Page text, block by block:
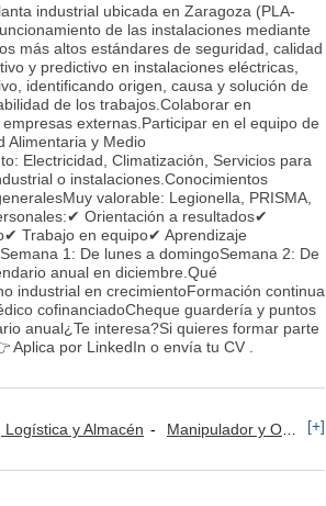
industrial ubicada en Zaragoza (PLA-
de las instalaciones mediante
más altos estándares de seguridad, calidad
y predictivo en instalaciones eléctricas,
identificando origen, causa y solución de
de los trabajos.Colaborar en
externas.Participar en el equipo de
Alimentaria y Medio
Electricidad, Climatización, Servicios para
o instalaciones.Conocimientos
valorable: Legionella, PRISMA,
Orientación a resultados✔
Trabajo en equipo✔ Aprendizaje
1: De lunes a domingoSemana 2: De
anual en diciembre.Qué
industrial en crecimientoFormación continua
cofinanciadoCheque guardería y puntos
anual¿Te interesa?Si quieres formar parte
por LinkedIn o envía tu CV .
Logística y Almacén Manipulador y Operario de Montaje [+]